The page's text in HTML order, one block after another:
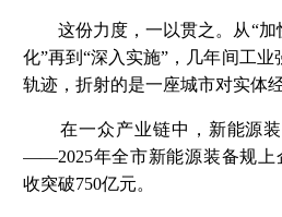
这份力度，一以贯之。从“加
化”再到“深入实施”，几年间工
轨迹，折射的是一座城市对实体
在一众产业链中，新能源装
——2025年全市新能源装备规上
收突破750亿元。